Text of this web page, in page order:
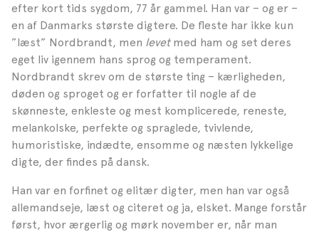
efter kort tids sygdom, 77 år gammel. Han var – og er –
en af Danmarks største digtere. De fleste har ikke kun
”læst” Nordbrandt, men levetmed ham og set deres
eget liv igennem hans sprog og temperament.
Nordbrandt skrev om de største ting – kærligheden,
døden og sproget og er forfatter til nogle af de
skønneste, enkleste og mest komplicerede, reneste,
melankolske, perfekte og spraglede, tvivlende,
humoristiske, indædte, ensomme og næsten lykkelige
digte, der findes på dansk.
Han var en forfinet og elitær digter, men han var også
allemandseje, læst og citeret og ja, elsket. Mange forstår
først, hvor ærgerlig og mørk november er, når man